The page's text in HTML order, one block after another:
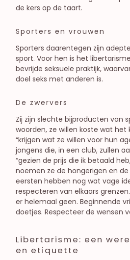
de kers op de taart.
Sporters en vrouwen
Sporters daarentegen zijn
sport. Voor hen is het
bevrijde seksuele praktijk,
doel seks met anderen is.
De zwervers
Zij zijn slechte bijproducten van
woorden, ze willen koste wat
“krijgen wat ze willen voor hun
jongens die, in een club, zullen
“gezien de prijs die ik betaald
noemen ze de hongerigen en
eersten hebben nog wat vage
respecteren van elkaars
er helemaal geen. Beginnende
doetjes. Respecteer de wensen
Libertarisme: een
en etiquette